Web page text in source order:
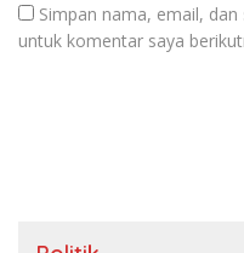
Simpan nama, email,
untuk komentar saya